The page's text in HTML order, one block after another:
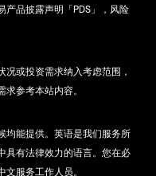
产品披露声明「PDS」，风险
或投资需求纳入考虑范围，
参考本站内容。
均能提供。英语是我们服务所
具有法律效力的语言。您在必
服务工作人员。